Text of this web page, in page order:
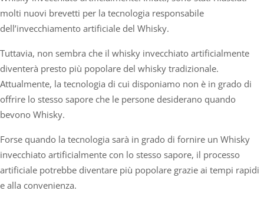
molti nuovi brevetti per la tecnologia responsabile
dell’invecchiamento artificiale del Whisky.
Tuttavia, non sembra che il whisky invecchiato artificialmente
diventerà presto più popolare del whisky tradizionale.
Attualmente, la tecnologia di cui disponiamo non è in grado di
offrire lo stesso sapore che le persone desiderano quando
bevono Whisky.
Forse quando la tecnologia sarà in grado di fornire un Whisky
invecchiato artificialmente con lo stesso sapore, il processo
artificiale potrebbe diventare più popolare grazie ai tempi rapidi
e alla convenienza.